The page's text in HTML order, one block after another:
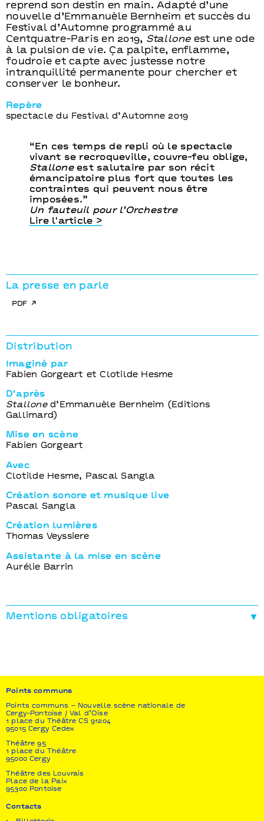
reprend son destin en main. Adapté d’une
nouvelle d’Emmanuèle Bernheim et succès du
Festival d’Automne programmé au
Centquatre-Paris en 2019, Stalloneest une ode
à la pulsion de vie. Ça palpite, enflamme,
foudroie et capte avec justesse notre
intranquillité permanente pour chercher et
conserver le bonheur.
Repère
spectacle du Festival d’Automne 2019
“En ces temps de repli où le spectacle
vivant se recroqueville, couvre-feu oblige,
Stalloneest salutaire par son récit
émancipatoire plus fort que toutes les
contraintes qui peuvent nous être
imposées.”
Un fauteuil pour l’Orchestre
Lire l'article >
La presse en parle
pdf
Distribution
Imaginé par
Fabien Gorgeart et Clotilde Hesme
D’après
Stalloned’Emmanuèle Bernheim (Editions
Gallimard)
Mise en scène
Fabien Gorgeart
Avec
Clotilde Hesme, Pascal Sangla
Création sonore et musique live
Pascal Sangla
Création lumières
Thomas Veyssiere
Assistante à la mise en scène
Aurélie Barrin
Mentions obligatoires
Festival d’Automne à Paris I Théâtre Sorano /
Soutien initial
ADAMI I GoGoGo films
Fabien Gorgeart et Clotilde Hesme sont artistes
associés au CENTQUATRE-PARIS. Ce spectacle est
en tournée avec le CENTQUATRE ON THE ROAD.
Remerciements
Marie Collin, José-Manuel Gonçalvès, Serge
Gomez-Mathieu, Lucie Blain, Elisabeth Tanner,
Gogogo Fims, Carine Ruszniewski, Louise Bansard,
Points communs
Points communs – Nouvelle scène nationale de
Cergy-Pontoise / Val d’Oise
1 place du Théâtre CS 91204
95015 Cergy Cedex
Théâtre 95
1 place du Théâtre
95000 Cergy
Théâtre des Louvrais
Place de la Paix
95300 Pontoise
Contacts